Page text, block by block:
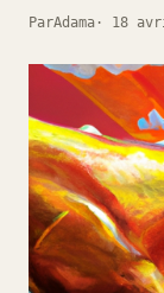
ParAdama · 18